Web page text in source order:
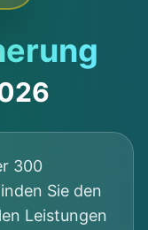
300
Sie den
Leistungen